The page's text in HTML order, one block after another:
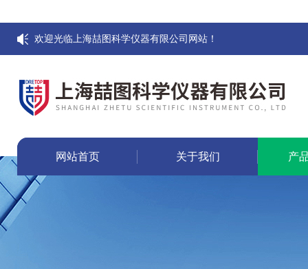
欢迎光临上海喆图科学仪器有限公司网站！
网站首页 关于我们 产